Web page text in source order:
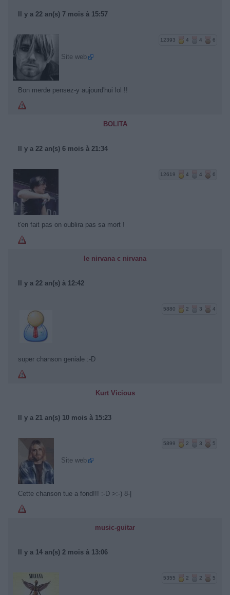
Il y a 22 an(s) 7 mois à 15:57
12393 4 4 6
Site web
Bon merde pensez-y aujourd'hui lol !!
BOLITA
Il y a 22 an(s) 6 mois à 21:34
12619 4 4 6
t'en fait pas on oublira pas sa mort !
le nirvana c nirvana
Il y a 22 an(s) à 12:42
5880 2 3 4
super chanson geniale :-D
Kurt Vicious
Il y a 21 an(s) 10 mois à 15:23
5899 2 3 5
Site web
Cette chanson tue a fond!!! :-D >:-) 8-|
music-guitar
Il y a 14 an(s) 2 mois à 13:06
5355 2 2 5